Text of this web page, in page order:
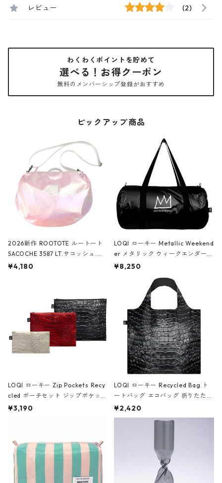
レビュー (2)
わくわくポイントを貯めて
選べる！お得クーポン
無料のメンバーシップ登録がおすすめ
ピックアップ商品
2026新作 ROOTOTE ルートート
SACOCHE 3587 LT.サコッシュ.ル
ミエ-B ショルダーバッグ グロスピ
¥4,180
LOQI ローキー Metallic Weekend
er メタリック ウィークエンダー
ボストンバッグ ショルダーバッグ
Black ジャン=ミッシェル・バスキ
ア/クラウン ブラック
¥8,250
LOQI ローキー Zip Pockets Recy
cled ポーチセット ジップポケット
ファスナーポーチ 撥水加工 トラベ
ーガンディー、オフホワイト
¥3,190
LOQI ローキー Recycled Bag ト
ートバッグ エコバッグ 折りたたみ
大きめ 撥水加工 収納ポーチ CRO
CODILE/Black クロコダイル/ブラ
¥2,420